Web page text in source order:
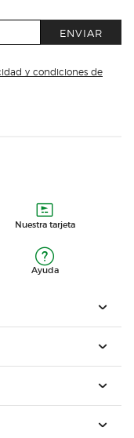
ENVIAR
y condiciones de
Nuestra tarjeta
Ayuda